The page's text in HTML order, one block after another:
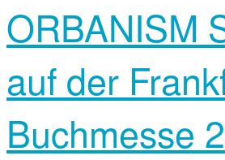
ORBANISM
auf der
Buchmesse